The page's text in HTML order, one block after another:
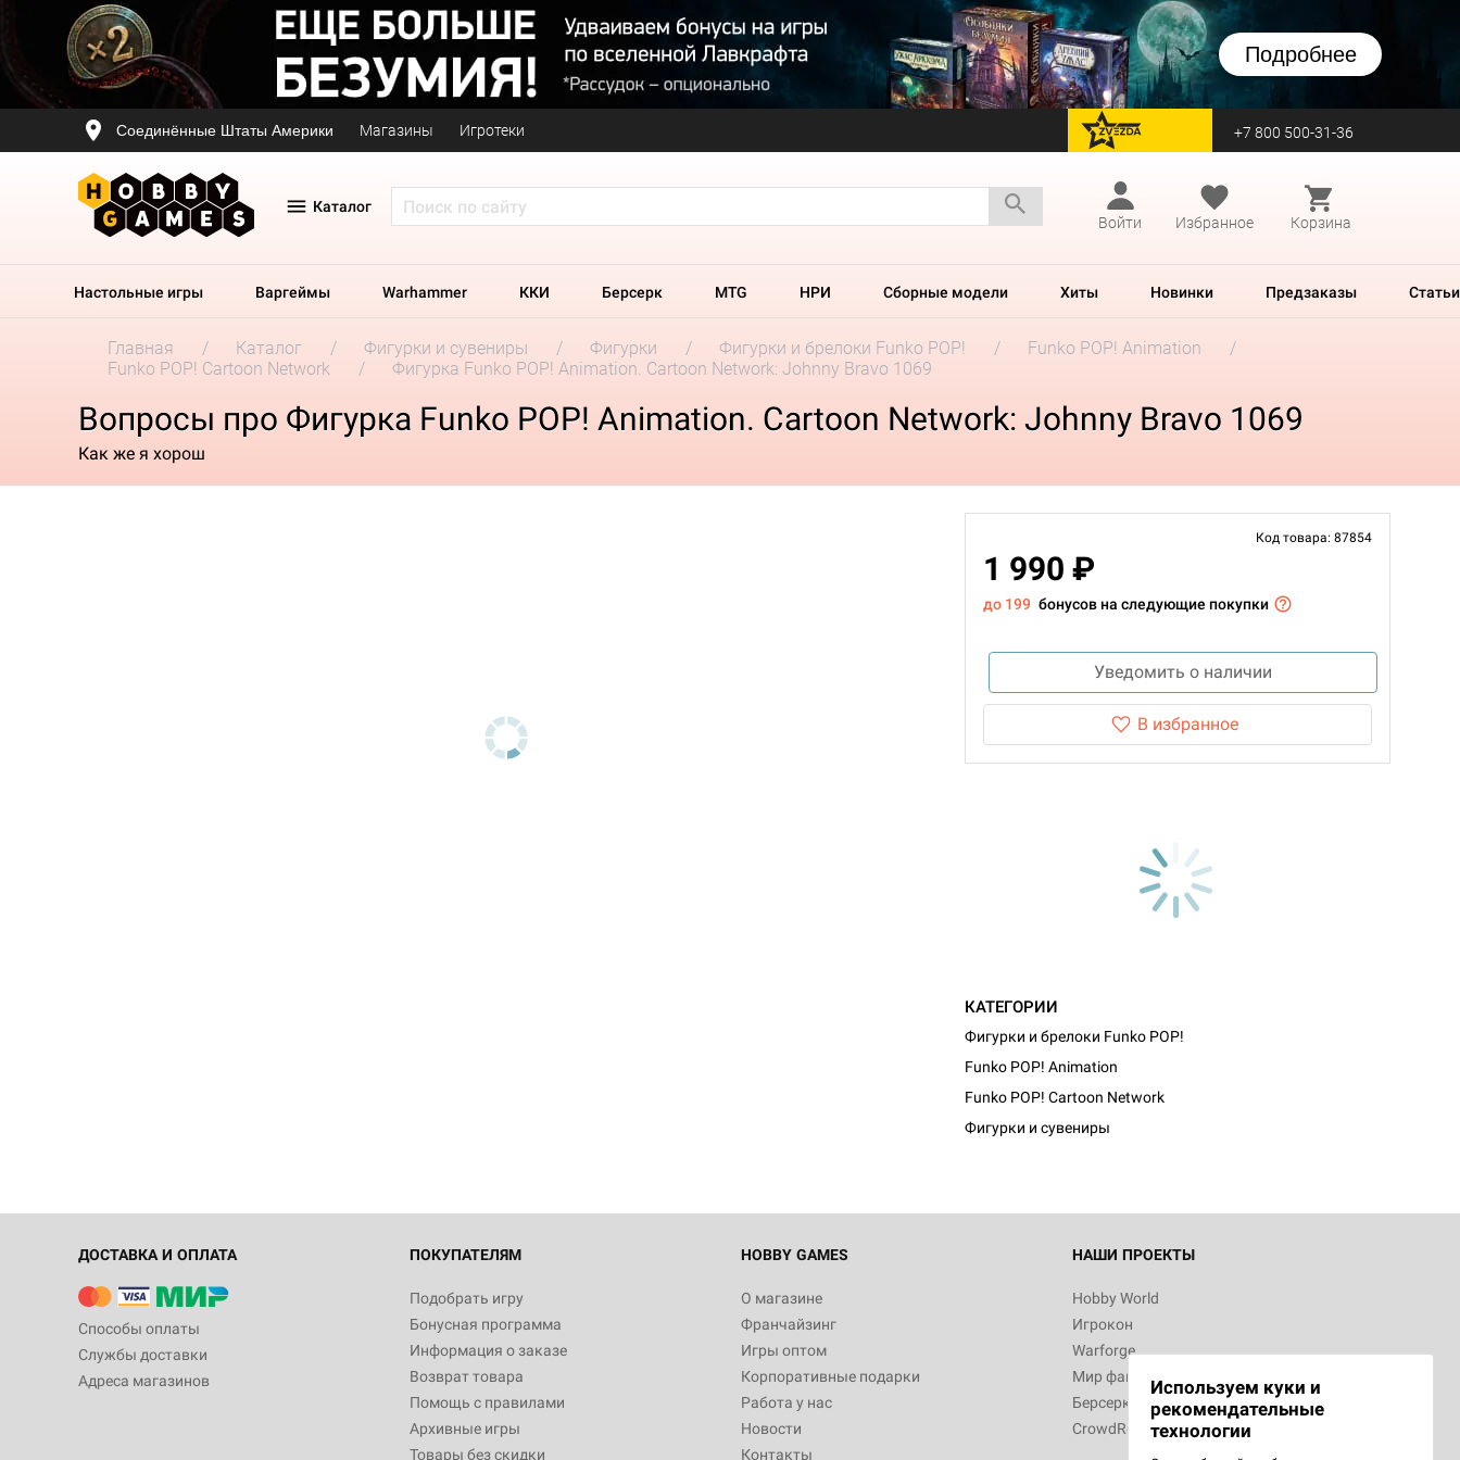
Подробнее
Соединённые Штаты Америки Магазины Игротеки перейти на Zvezda +7 800 500-31-36
Каталог
Войти
Избранное Корзина
Настольные игры Варгеймы Warhammer ККИ Берсерк MTG НРИ Сборные модели Хиты Новинки Предзаказы Статьи
Главная Каталог Фигурки и сувениры Фигурки Фигурки и брелоки Funko POP!
Funko POP! Animation
Funko POP! Cartoon Network
Фигурка Funko POP! Animation. Cartoon Network: Johnny Bravo 1069
Вопросы про Фигурка Funko POP! Animation. Cartoon Network: Johnny Bravo 1069
Как же я хорош
Код товара: 87854
1 990 ₽
до 199 бонусов на следующие покупки
Уведомить о наличии
В избранное
КАТЕГОРИИ
Фигурки и брелоки Funko POP!
Funko POP! Animation
Funko POP! Cartoon Network
Фигурки и сувениры
ДОСТАВКА И ОПЛАТА
Способы оплаты
Службы доставки
Адреса магазинов
ПОКУПАТЕЛЯМ
Подобрать игру
Бонусная программа
Информация о заказе
Возврат товара
Помощь с правилами
Архивные игры
Товары без скидки
HOBBY GAMES
О магазине
Франчайзинг
Игры оптом
Корпоративные подарки
Работа у нас
Новости
Контакты
НАШИ ПРОЕКТЫ
Hobby World
Игрокон
Warforge
Мир фантастики
Берсерк
CrowdRepublic
Используем куки и
рекомендательные
технологии